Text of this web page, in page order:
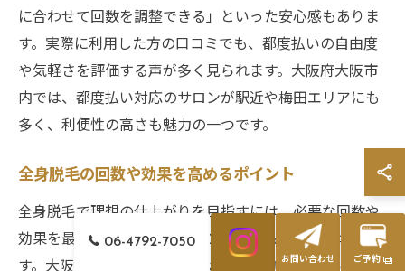
に合わせて回数を調整できる」といった安心感もありま
す。実際に利用した方の口コミでも、都度払いの自由度
や気軽さを評価する声が多く見られます。大阪府大阪市
内では、都度払い対応のサロンが駅近や梅田エリアにも
多く、利便性の高さも魅力の一つです。
全身脱毛の回数や効果を高めるポイント
全身脱毛で理想の仕上がりを目指すには、必要な回数や
効果を最大限に引き出すポイントを知ることが大切で
す。大阪市内の脱毛サロンでは、一般的に5回から10回
06-4792-7050
お問い合わせ ご予約